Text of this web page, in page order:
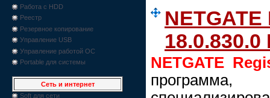
Работа с HDD
Реестр
Резервное копирование
Управление USB
Управление работой ОС
Portable для системы
Сеть и интернет
Soft для сети
18.0.830.0
NETGATE